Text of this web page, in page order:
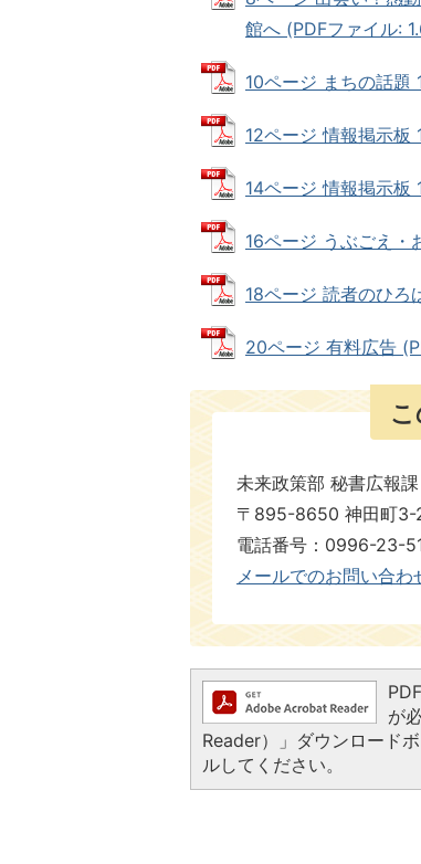
館へ (PDFファイル:
10ページ まちの話題
12ページ 情報掲示板
14ページ 情報掲示板
16ページ うぶごえ・
18ページ 読者のひろ
20ページ 有料広告
未来政策部 秘書広報
〒895-8650 神田町3-
電話番号：0996-23-
メールでのお問い合わ
が
Reader）」ダウンロード
ルしてください。